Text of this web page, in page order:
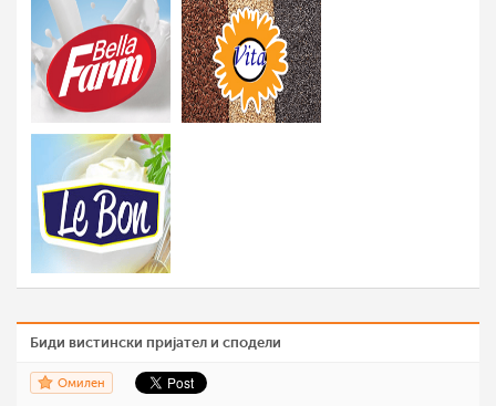
Биди вистински пријател и сподели
Омилен